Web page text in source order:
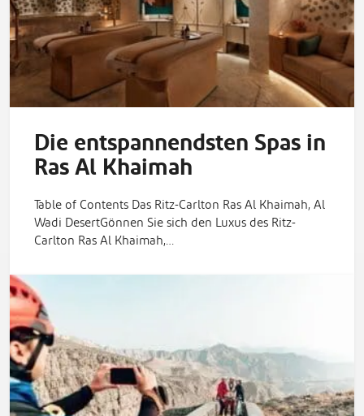
Die entspannendsten Spas in
Ras Al Khaimah
Table of Contents Das Ritz-Carlton Ras Al Khaimah, Al
Wadi DesertGönnen Sie sich den Luxus des Ritz-
Carlton Ras Al Khaimah,…